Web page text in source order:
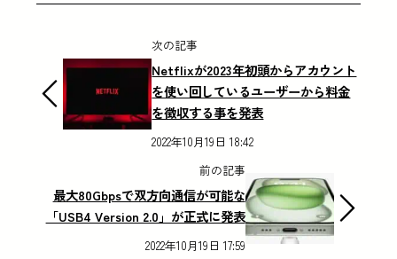
次の記事
Netflixが2023年初頭からアカウント
を使い回しているユーザーから料金
を徴収する事を発表
2022年10月19日 18:42
前の記事
最大80Gbpsで双方向通信が可能な
「USB4 Version 2.0」が正式に発表
2022年10月19日 17:59